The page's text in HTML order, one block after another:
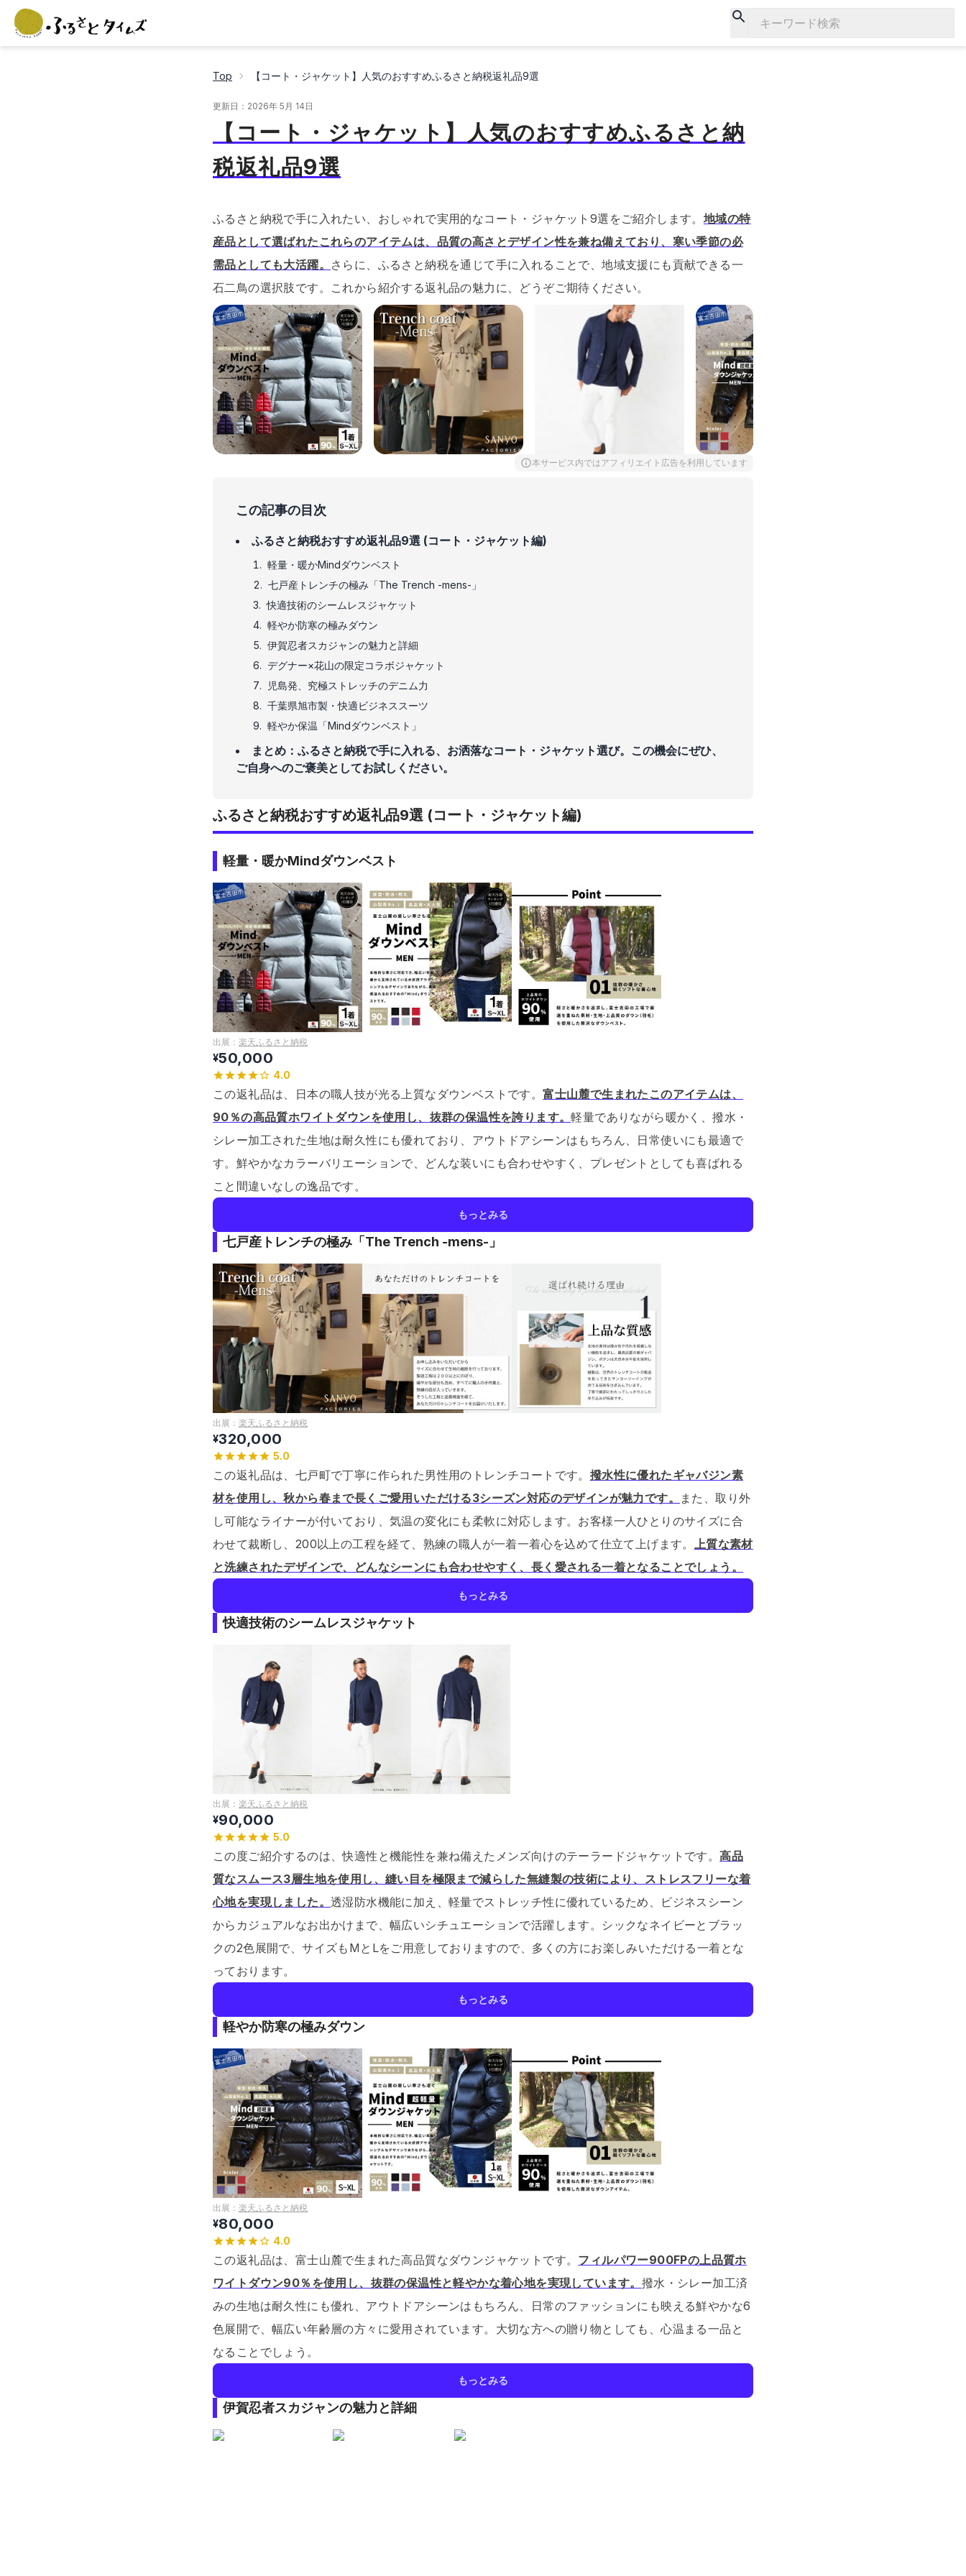
キーワード検索
Top 【コート・ジャケット】人気のおすすめふるさと納税返礼品9選
更新日： 2026年 5月 14日
【コート・ジャケット】人気のおすすめふるさと納
税返礼品9選
ふるさと納税で手に入れたい、おしゃれで実用的なコート・ジャケット9選をご紹介します。 地域の特
産品として選ばれたこれらのアイテムは、品質の高さとデザイン性を兼ね備えており、寒い季節の必
需品としても大活躍。 さらに、ふるさと納税を通じて手に入れることで、地域支援にも貢献できる一
石二鳥の選択肢です。 これから紹介する返礼品の魅力に、どうぞご期待ください。
本サービス内ではアフィリエイト広告を利用しています
この記事の目次
ふるさと納税おすすめ返礼品9選 (コート・ジャケット編)
軽量・暖かMindダウンベスト
七戸産トレンチの極み「The Trench -mens-」
快適技術のシームレスジャケット
軽やか防寒の極みダウン
伊賀忍者スカジャンの魅力と詳細
デグナー×花山の限定コラボジャケット
児島発、究極ストレッチのデニム力
千葉県旭市製・快適ビジネススーツ
軽やか保温「Mindダウンベスト」
まとめ：ふるさと納税で手に入れる、お洒落なコート・ジャケット選び。この機会にぜひ、
ご自身へのご褒美としてお試しください。
ふるさと納税おすすめ返礼品9選 (コート・ジャケット編)
軽量・暖かMindダウンベスト
出展： 楽天ふるさと納税
¥50,000
4.0
この返礼品は、日本の職人技が光る上質なダウンベストです。富士山麓で生まれたこのアイテムは、
90％の高品質ホワイトダウンを使用し、抜群の保温性を誇ります。軽量でありながら暖かく、撥水・
シレー加工された生地は耐久性にも優れており、アウトドアシーンはもちろん、日常使いにも最適で
す。 鮮やかなカラーバリエーションで、どんな装いにも合わせやすく、プレゼントとしても喜ばれる
こと間違いなしの逸品です。
もっとみる
七戸産トレンチの極み「The Trench -mens-」
出展： 楽天ふるさと納税
¥320,000
5.0
この返礼品は、七戸町で丁寧に作られた男性用のトレンチコートです。 撥水性に優れたギャバジン素
材を使用し、秋から春まで長くご愛用いただける3シーズン対応のデザインが魅力です。
また、取り外
し可能なライナーが付いており、気温の変化にも柔軟に対応します。 お客様一人ひとりのサイズに合
わせて裁断し、200以上の工程を経て、熟練の職人が一着一着心を込めて仕立て上げます。 上質な素材
と洗練されたデザインで、どんなシーンにも合わせやすく、長く愛される一着となることでしょう。
もっとみる
快適技術のシームレスジャケット
出展： 楽天ふるさと納税
¥90,000
5.0
この度ご紹介するのは、快適性と機能性を兼ね備えたメンズ向けのテーラードジャケットです。高品
質なスムース3層生地を使用し、縫い目を極限まで減らした無縫製の技術により、ストレスフリーな着
心地を実現しました。 透湿防水機能に加え、軽量でストレッチ性に優れているため、ビジネスシーン
からカジュアルなお出かけまで、幅広いシチュエーションで活躍します。 シックなネイビーとブラッ
クの2色展開で、サイズもMとLをご用意しておりますので、多くの方にお楽しみいただける一着とな
っております。
もっとみる
軽やか防寒の極みダウン
出展： 楽天ふるさと納税
¥80,000
4.0
この返礼品は、富士山麓で生まれた高品質なダウンジャケットです。 フィルパワー900FPの上品質ホ
ワイトダウン90％を使用し、抜群の保温性と軽やかな着心地を実現しています。 撥水・シレー加工済
みの生地は耐久性にも優れ、アウトドアシーンはもちろん、日常のファッションにも映える鮮やかな6
色展開で、幅広い年齢層の方々に愛用されています。 大切な方への贈り物としても、心温まる一品と
なることでしょう。
もっとみる
伊賀忍者スカジャンの魅力と詳細